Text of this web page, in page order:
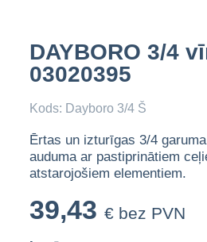
DAYBORO 3/4
03020395
Kods: Dayboro 3/4 Š
Ērtas un izturīgas 3/4
auduma ar pastiprinātiem
atstarojošiem elementiem.
39,43 € bez PVN